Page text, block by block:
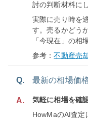
討の判断材料に
実際に売り時を
す。売るかどう
「今現在」の相
参考：不動産売
Q. 最新の相場価
A.
気軽に相場を確
HowMaのAI査定